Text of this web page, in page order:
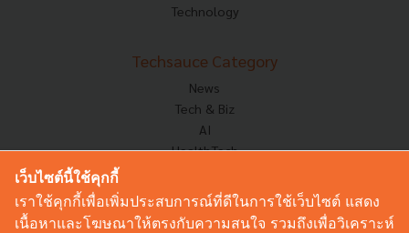
Technology
Techsauce Category
News
Tech & Biz
AI
HealthTech
Corp Innov
Saucy Thoughts
เว็บไซต์นี้ใช้คุกกี้
เราใช้คุกกี้เพื่อเพิ่มประสบการณ์ที่ดีในการใช้เว็บไซต์ แสดง
เนื้อหาและโฆษณาให้ตรงกับความสนใจ รวมถึงเพื่อวิเคราะห์